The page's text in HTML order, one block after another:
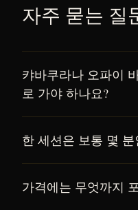
자주 묻는 질
캬바쿠라나 오파이
로 가야 하나요?
한 세션은 보통 몇 분
가격에는 무엇까지